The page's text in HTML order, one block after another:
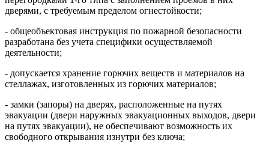
дверями, с требуемым пределом огнестойкости;
- общеобъектовая инструкция по пожарной безопасности
разработана без учета специфики осуществляемой
деятельности;
- допускается хранение горючих веществ и материалов на
стеллажах, изготовленных из горючих материалов;
- замки (запоры) на дверях, расположенные на путях
эвакуации (двери наружных эвакуационных выходов, двери
на путях эвакуации), не обеспечивают возможность их
свободного открывания изнутри без ключа;